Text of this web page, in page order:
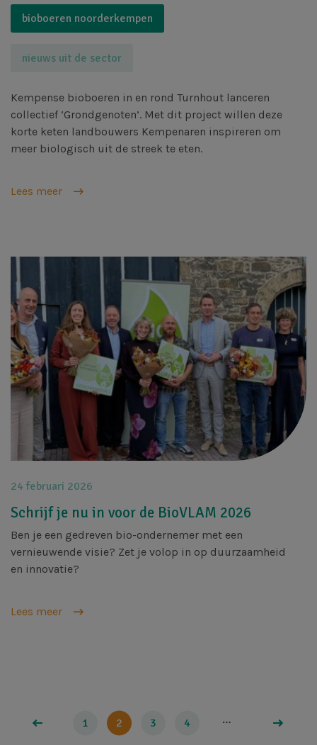
bioboeren noorderkempen
nieuws uit de sector
Kempense bioboeren in en rond Turnhout lanceren
collectief ‘Grondgenoten’. Met dit project willen deze
korte keten landbouwers Kempenaren inspireren om
meer biologisch uit de streek te eten.
Lees meer
Afbeelding
24 februari 2026
Schrijf je nu in voor de BioVLAM 2026
​Ben je een gedreven bio-ondernemer met een
vernieuwende visie? Zet je volop in op duurzaamheid
en innovatie?
Lees meer
Paginering 1 2 3 4 …